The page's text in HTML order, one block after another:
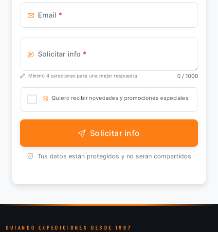
Email *
Solicitar info *
Mínimo 4 caracteres para una mejor respuesta 0 / 1000
Quiero recibir novedades y promociones especiales
Solicitar info
Tus datos están protegidos y no serán compartidos
GUIANDO EXPEDICIONES DESDE 1997